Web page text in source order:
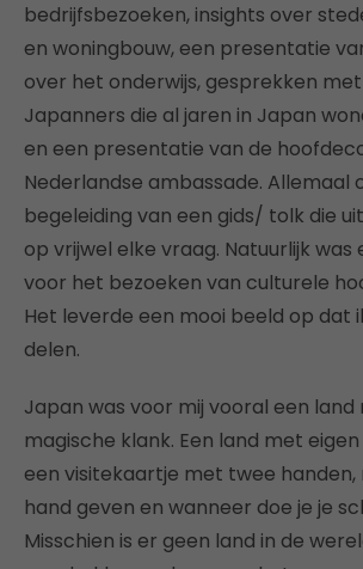
bedrijfsbezoeken, insights over
en woningbouw, een presentatie
over het onderwijs, gesprekken
Japanners die al jaren in Japan
en een presentatie van de
Nederlandse ambassade. Allemaal
begeleiding van een gids/ tolk die
op vrijwel elke vraag. Natuurlijk was
voor het bezoeken van culturele
Het leverde een mooi beeld op dat
delen.
Japan was voor mij vooral een land
magische klank. Een land met
een visitekaartje met twee handen,
hand geven en wanneer doe je je
Misschien is er geen land in de